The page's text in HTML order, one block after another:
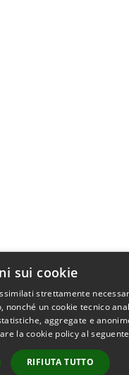
sui cookie
strettamente
un cookie tecnico
aggregate e
la cookie policy al
RIFIUTA TUTTO